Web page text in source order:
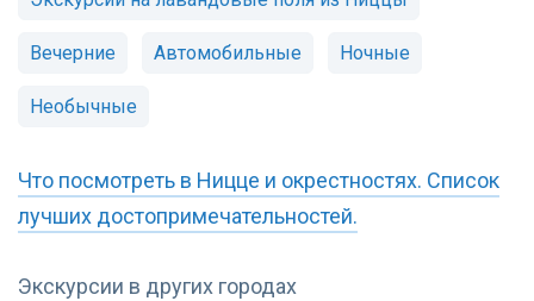
Экскурсии в других городах
Вечерние Автомобильные Ночные
Необычные
Что посмотреть в Ницце и окрестностях. Список
лучших достопримечательностей.